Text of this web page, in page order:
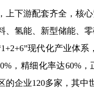
上下游配套齐全，核
氢能、新型储能、
现代化产业体系
，精细化率达60%
企业120多家，其中